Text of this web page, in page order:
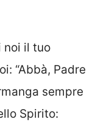
noi il tuo
“Abbà, Padre
sempre
Spirito: